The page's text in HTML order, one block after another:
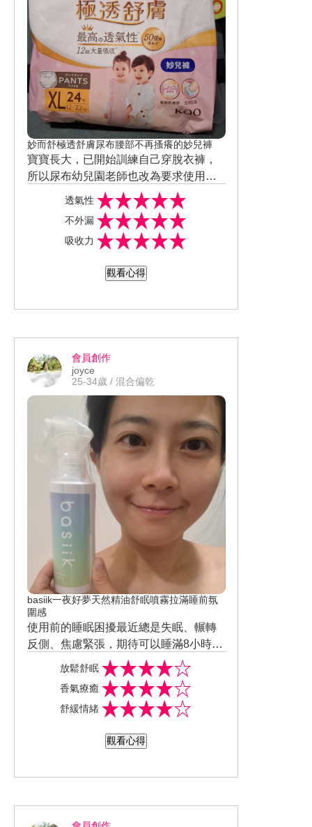
妙而舒極透舒膚尿布腰部不再搔癢的妙兒褲
寶寶長大，已開始訓練自己穿脫衣褲，
所以尿布幼兒園老師也改為要求使用褲
型。市面上褲型尿布有的擋部過長，有
的防漏邊小孩不會自己翻好。尋覓試用
多款，妙而舒妙兒褲小朋友好上手，經
典代表兔子圖案吸引孩子，自己換穿意
布，對尿布透氣性體驗不錯，屁屁不悶
再一直哭鬧搔抓。尿布內裡裸膚般輕
心一覺到天亮。而且有濕度顯示條，方
便媽媽目視判斷是否該更換尿布。換穿
方便，妙兒褲_好穿好脫，一拉就能穿
好，服貼不滑落，也不勒肚肚腿庫，脫
掉時不會有觸目驚心的勒痕。穿著時不
會一大包，除了美觀，寶寶活動更方
便。一整天保持乾爽舒適，整體感受親
膚高透氣、長效鎖水，像沒包一樣，會
想回購和推薦親友，願意持續使用。
透氣性
不外漏
吸收力
觀看心得
會員創作
joyce
25-34歲 / 混合偏乾
basiik一夜好夢天然精油舒眠噴霧拉滿睡前氛
圍感
使用前的睡眠困擾最近總是失眠、輾轉
反側、焦慮緊張，期待可以睡滿8小時。
使用方式噴灑在枕頭邊，情境是睡前30
分鐘，營造入睡儀式感。使用後的感受
不錯，嚴選7大天然植物精油搭配雙因子
夜眠科技，香氣不會過於濃烈刺鼻，心
改善感受喜歡，入睡速度加快、睡眠品
用後會想回購這款睡眠管理好物，願意
放鬆舒眠
香氣療癒
舒緩情緒
觀看心得